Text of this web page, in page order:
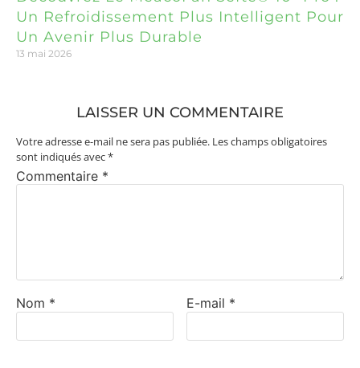
Un Refroidissement Plus Intelligent Pour
Un Avenir Plus Durable
13 mai 2026
LAISSER UN COMMENTAIRE
Votre adresse e-mail ne sera pas publiée. Les champs obligatoires
sont indiqués avec*
Commentaire *
Nom * E-mail *